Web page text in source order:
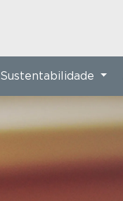
Sustentabilidade